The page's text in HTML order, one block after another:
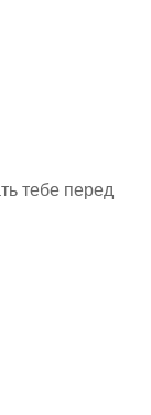
тебе перед